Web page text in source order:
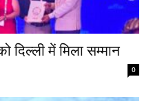
दिल्ली में मिला सम्मान
0